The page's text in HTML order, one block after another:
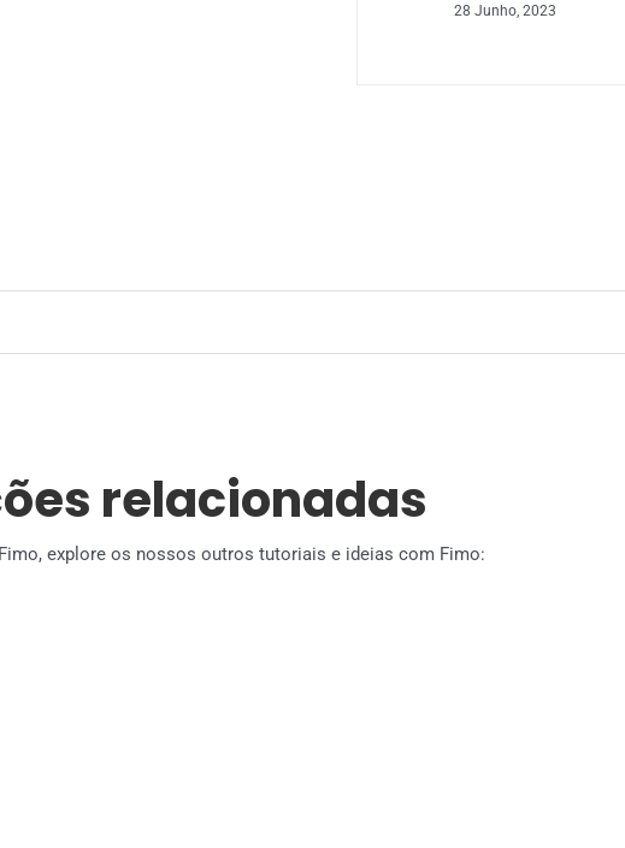
28 Junho, 2023
relacionadas
explore os nossos outros tutoriais e ideias com Fimo: